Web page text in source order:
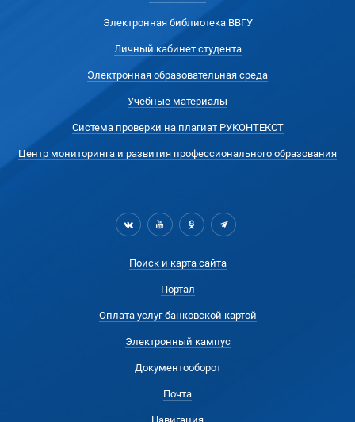
Электронная библиотека ВВГУ
Личный кабинет студента
Электронная образовательная среда
Учебные материалы
Система проверки на плагиат РУКОНТЕКСТ
Центр мониторинга и развития профессионального образования
Поиск и карта сайта
Портал
Оплата услуг банковской картой
Электронный кампус
Документооборот
Почта